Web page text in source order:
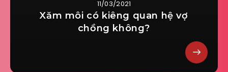
11/03/2021
Xăm môi có kiêng quan hệ vợ
chồng không?